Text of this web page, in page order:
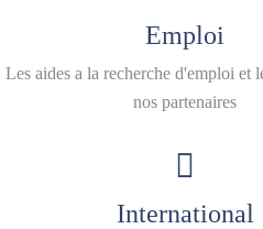
Emploi
Les aides a la recherche d'emploi et
nos partenaires
International